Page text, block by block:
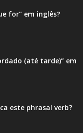
for” em inglês?
(até tarde)” em
este phrasal verb?